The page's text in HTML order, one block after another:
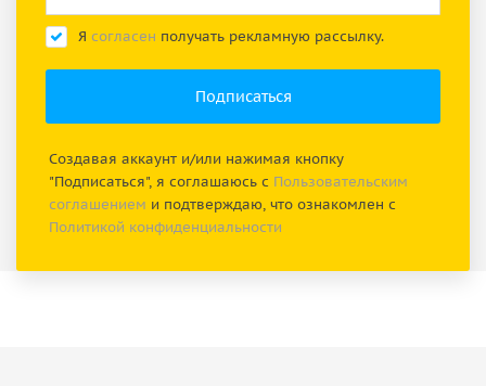
Я согласен получать рекламную рассылку.
Создавая аккаунт и/или нажимая кнопку
"Подписаться", я соглашаюсь с Пользовательским
соглашением и подтверждаю, что ознакомлен с
Политикой конфиденциальности